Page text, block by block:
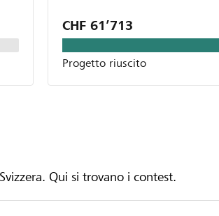
CHF 61’713
Progetto riuscito
Qui si trovano i contest.